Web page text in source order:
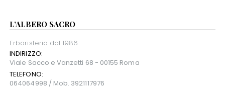
L’ALBERO SACRO
Erboristeria dal 1986
INDIRIZZO:
Viale Sacco e Vanzetti 68 - 00155 Roma
TELEFONO:
064064998 / Mob. 3921117976